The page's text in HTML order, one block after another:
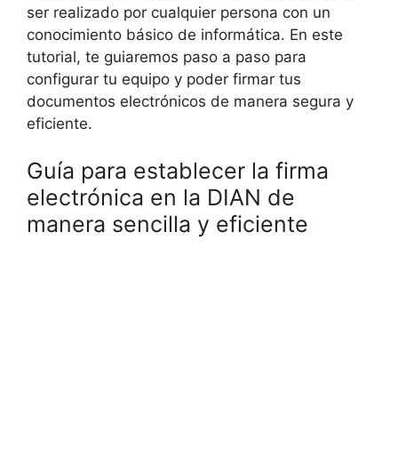
ser realizado por cualquier persona con un
conocimiento básico de informática. En este
tutorial, te guiaremos paso a paso para
configurar tu equipo y poder firmar tus
documentos electrónicos de manera segura y
eficiente.
Guía para establecer la firma
electrónica en la DIAN de
manera sencilla y eficiente